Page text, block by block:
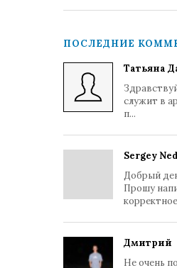
ПОСЛЕДНИЕ
Татьяна
служит в
п...
Sergey
Добрый
Прошу
Дмитрий
Не очень